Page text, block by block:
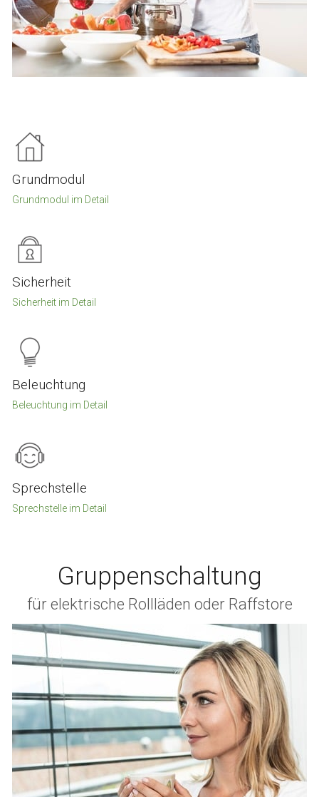
Grundmodul
Grundmodul im Detail
Sicherheit
Sicherheit im Detail
Beleuchtung
Beleuchtung im Detail
Sprechstelle
Sprechstelle im Detail
Gruppenschaltung
für elektrische Rollläden oder Raffstore